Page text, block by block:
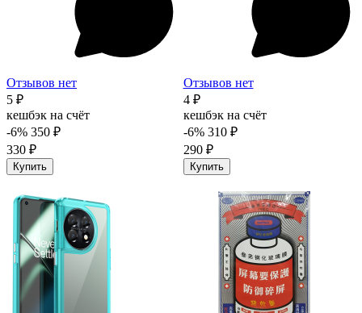
Отзывов нет
5 ₽
кешбэк на счёт
-6% 350 ₽
330 ₽
Купить
Отзывов нет
4 ₽
кешбэк на счёт
-6% 310 ₽
290 ₽
Купить